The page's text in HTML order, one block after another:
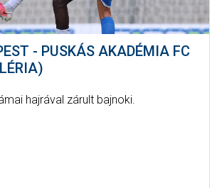
- PUSKÁS AKADÉMIA FC
hajrával zárult bajnoki.